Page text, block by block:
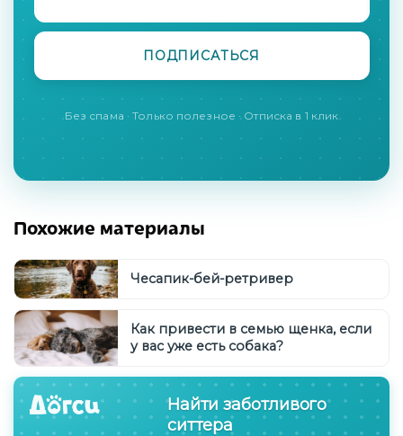
Без спама · Только полезное · Отписка в 1 клик
Похожие материалы
Чесапик-бей-ретривер
Как привести в семью щенка, если
у вас уже есть собака?
Найти заботливого
ситтера